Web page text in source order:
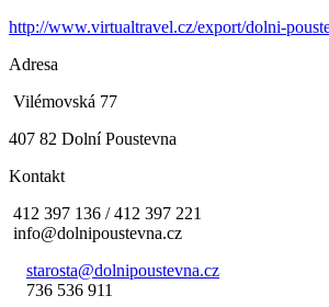
http://www.virtualtravel.cz/export/dolni-
Adresa
Vilémovská 77
407 82 Dolní Poustevna
Kontakt
412 397 136 / 412 397 221
info@dolnipoustevna.cz
starosta@dolnipoustevna.cz
736 536 911